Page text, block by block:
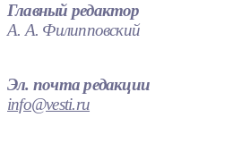
Главный редактор
А. А. Филипповский
Эл. почта редакции
info@vesti.ru